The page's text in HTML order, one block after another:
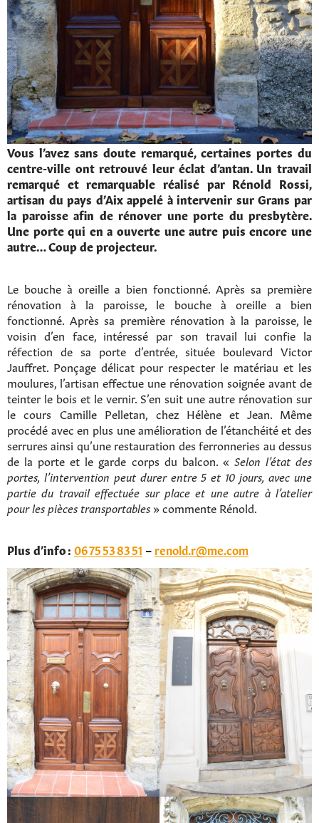
Vous l’avez sans doute remarqué, certaines portes du
centre-ville ont retrouvé leur éclat d’antan. Un travail
remarqué et remarquable réalisé par Rénold Rossi,
artisan du pays d’Aix appelé à intervenir sur Grans par
la paroisse afin de rénover une porte du presbytère.
Une porte qui en a ouverte une autre puis encore une
autre… Coup de projecteur.
Le bouche à oreille a bien fonctionné. Après sa première
rénovation à la paroisse, le bouche à oreille a bien
fonctionné. Après sa première rénovation à la paroisse, le
voisin d’en face, intéressé par son travail lui confie la
réfection de sa porte d’entrée, située boulevard Victor
Jauffret. Ponçage délicat pour respecter le matériau et les
moulures, l’artisan effectue une rénovation soignée avant de
teinter le bois et le vernir. S’en suit une autre rénovation sur
le cours Camille Pelletan, chez Hélène et Jean. Même
procédé avec en plus une amélioration de l’étanchéité et des
serrures ainsi qu’une restauration des ferronneries au dessus
de la porte et le garde corps du balcon. « Selon l’état des
portes, l’intervention peut durer entre 5 et 10 jours, avec une
partie du travail effectuée sur place et une autre à l’atelier
pour les pièces transportables » commente Rénold.
Plus d’info : 06 75 53 83 51 –renold.r@me.com